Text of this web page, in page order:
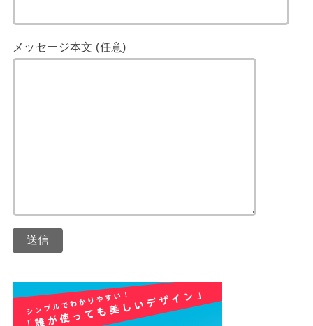
メッセージ本文 (任意)